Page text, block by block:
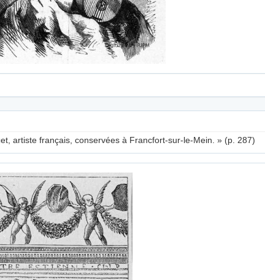
artiste français, conservées à Francfort-sur-le-Mein. » (p. 287)